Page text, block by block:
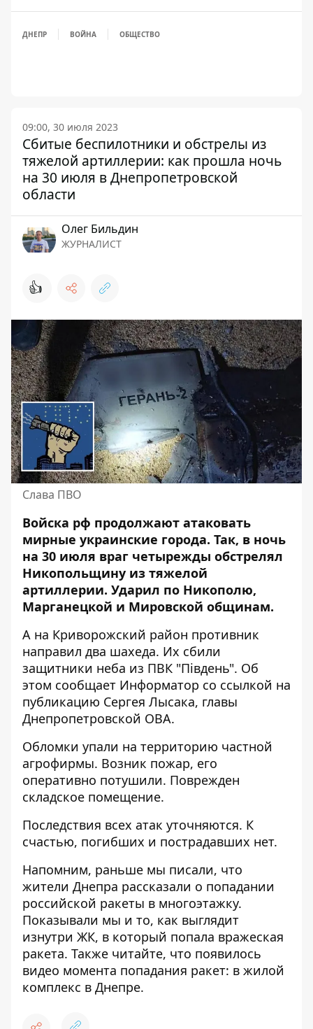
ДНЕПР ВОЙНА ОБЩЕСТВО
09:00, 30 июля 2023
Сбитые беспилотники и обстрелы из
тяжелой артиллерии: как прошла ночь
на 30 июля в Днепропетровской
области
Олег Бильдин
ЖУРНАЛИСТ
👍
Слава ПВО
Войска рф продолжают атаковать
мирные украинские города. Так, в ночь
на 30 июля враг четырежды обстрелял
Никопольщину из тяжелой
артиллерии. Ударил по Никополю,
Марганецкой и Мировской общинам.
А на Криворожский район противник
направил два шахеда. Их сбили
защитники неба из ПВК "Південь". Об
этом сообщает Информатор со ссылкой на
публикацию Сергея Лысака, главы
Днепропетровской ОВА.
Обломки упали на территорию частной
агрофирмы. Возник пожар, его
оперативно потушили. Поврежден
складское помещение.
Последствия всех атак уточняются. К
счастью, погибших и пострадавших нет.
Напомним, раньше мы писали, что
жители Днепра рассказали о попадании
российской ракеты в многоэтажку.
Показывали мы и то, как выглядит
изнутри ЖК, в который попала вражеская
ракета. Также читайте, что появилось
видео момента попадания ракет: в жилой
комплекс в Днепре.